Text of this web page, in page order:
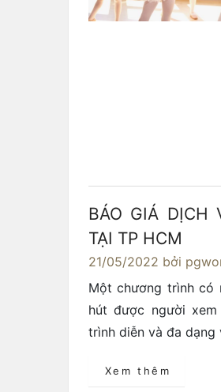
BÁO GIÁ DỊCH
TẠI TP HCM
21/05/2022 bởi
Một chương trình có
hút được người
trình diễn và đa dạng
Xem thêm